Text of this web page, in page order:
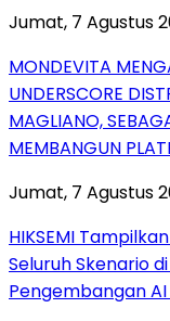
Jumat, 7 Agustus
MONDEVITA
UNDERSCORE
MAGLIANO,
MEMBANGUN
Jumat, 7 Agustus
HIKSEMI
Seluruh Skenario
Pengembangan